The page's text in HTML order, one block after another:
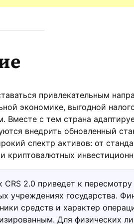
привлекательным
экономике, выгодной
с тем страна
внедрить обновленный
спектр активов: от
криптовалютных
2.0 приведет к
учреждениях государства.
средств и характер
Для физических